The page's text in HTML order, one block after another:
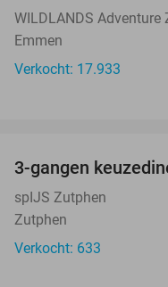
WILDLANDS Adventure
Emmen
Verkocht: 17.933
3-gangen
spIJS Zutphen
Zutphen
Verkocht: 633